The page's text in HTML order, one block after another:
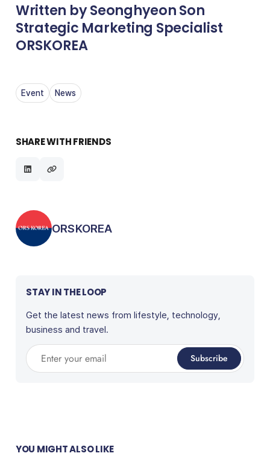
Written by Seonghyeon Son
Strategic Marketing Specialist
ORSKOREA
Event News
SHARE WITH FRIENDS
Posted by
ORSKOREA
STAY IN THE LOOP
Get the latest news from lifestyle, technology,
business and travel.
Enter your email Subscribe
YOU MIGHT ALSO LIKE